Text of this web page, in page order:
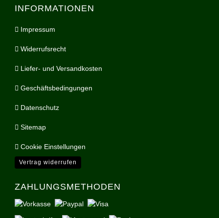
INFORMATIONEN
Impressum
Widerrufsrecht
Liefer- und Versandkosten
Geschäftsbedingungen
Datenschutz
Sitemap
Cookie Einstellungen
Vertrag widerrufen
ZAHLUNGSMETHODEN